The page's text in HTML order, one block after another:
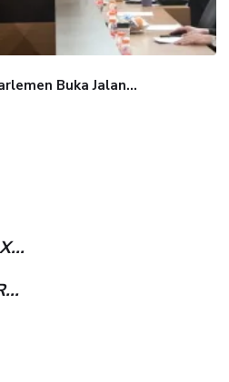
Buka Jalan...